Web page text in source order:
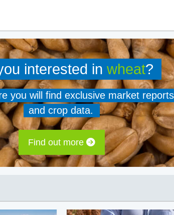
interested in wheat?
you will find exclusive market
and crop data.
Find out more